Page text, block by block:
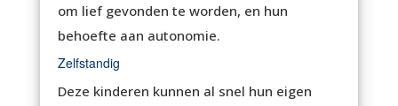
om lief gevonden te worden, en hun
behoefte aan autonomie.
Zelfstandig
Deze kinderen kunnen al snel hun eigen